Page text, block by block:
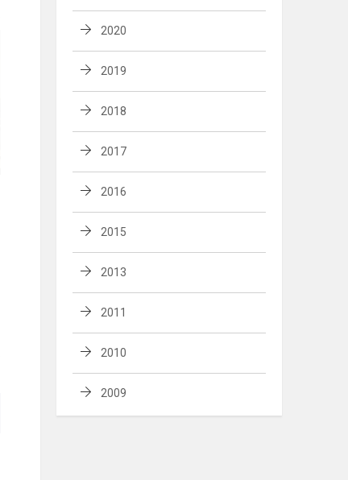
2020
2019
2018
2017
2016
2015
2013
2011
2010
2009